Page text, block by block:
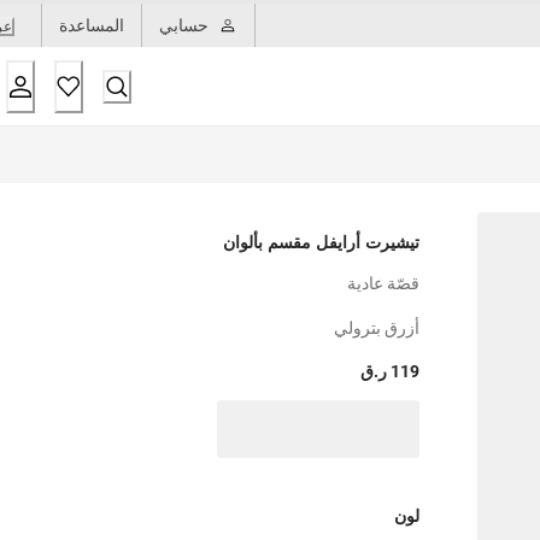
حسابي المساعدة
تيشيرت أرايفل مقسم بألوان
قصّة عادية
أزرق بترولي
119 ر.ق
لون